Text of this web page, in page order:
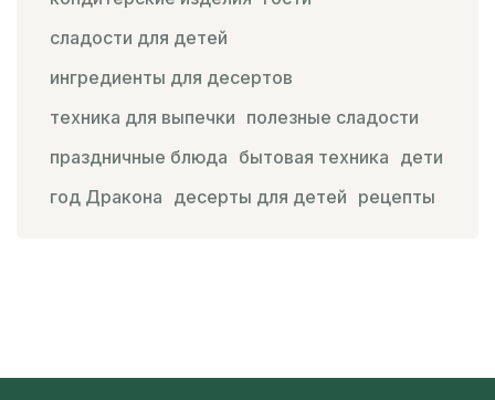
сладости для детей
ингредиенты для десертов
техника для выпечки полезные сладости
праздничные блюда бытовая техника дети
год Дракона десерты для детей рецепты